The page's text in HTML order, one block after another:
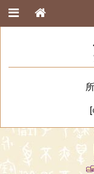
[